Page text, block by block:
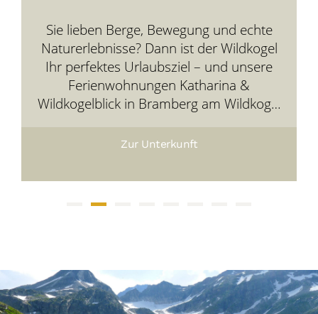
Sie lieben Berge, Bewegung und echte
Naturerlebnisse? Dann ist der Wildkogel
Ihr perfektes Urlaubsziel – und unsere
Ferienwohnungen Katharina &
Wildkogelblick in Bramberg am Wildkogel
Bergwelt.
Zur Unterkunft